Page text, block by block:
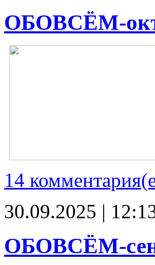
ОБОВСЁМ-
14
30.09.2025 |
ОБОВСЁМ-